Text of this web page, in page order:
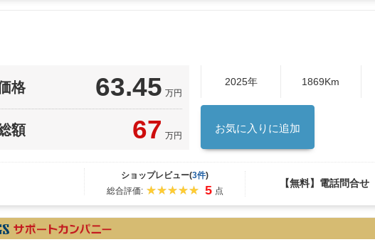
格 63.45 万円
額 67 万円
2025年 1869Km
お気に入りに追加
ショップレビュー(3件)
総合評価:
5 点
【無料】電話問合せ